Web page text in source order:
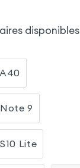
9
Lite